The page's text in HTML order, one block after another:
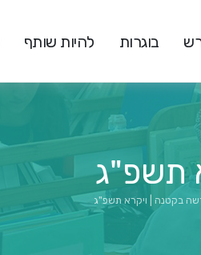
בוגרות להיות שותף
תשפ"ג
בקטנה | ויקרא תשפ"ג